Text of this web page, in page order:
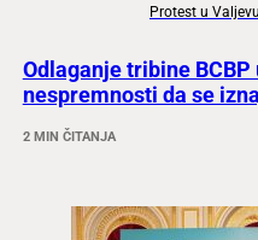
Protest u
Odlaganje tribine BCBP
nespremnosti da se
2 MIN ČITANJA